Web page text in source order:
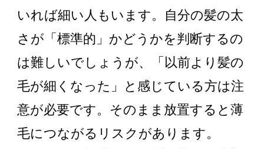
いれば細い人もいます。自分の髪の太
さが「標準的」かどうかを判断するの
は難しいでしょうが、「以前より髪の
毛が細くなった」と感じている方は注
意が必要です。そのまま放置すると薄
毛につながるリスクがあります。